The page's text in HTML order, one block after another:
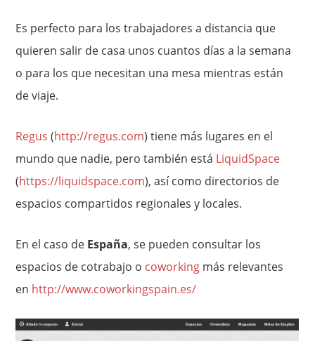
Es perfecto para los trabajadores a distancia que
quieren salir de casa unos cuantos días a la semana
o para los que necesitan una mesa mientras están
de viaje.
Regus (http://regus.com) tiene más lugares en el
mundo que nadie, pero también está LiquidSpace
(https://liquidspace.com), así como directorios de
espacios compartidos regionales y locales.
En el caso de España, se pueden consultar los
espacios de cotrabajo o coworking más relevantes
en http://www.coworkingspain.es/